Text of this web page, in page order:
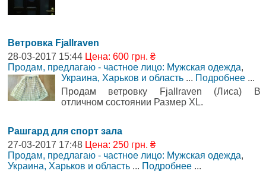
Ветровка Fjallraven
28-03-2017 15:44 Цена: 600 грн. ₴
Продам, предлагаю - частное лицо: Мужская одежда,
Украина, Харьков и область ... Подробнее ...
Продам ветровку Fjallraven (Лиса) В
отличном состоянии Размер XL.
Рашгард для спорт зала
27-03-2017 17:48 Цена: 250 грн. ₴
Продам, предлагаю - частное лицо: Мужская одежда,
Украина, Харьков и область ... Подробнее ...